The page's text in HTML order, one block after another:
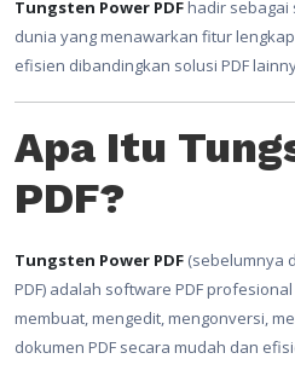
Tungsten Power PDFhadir sebagai
dunia yang menawarkan fitur
efisien dibandingkan solusi PDF
Apa Itu
PDF?
Tungsten Power PDF (sebelumnya
PDF) adalah software PDF
membuat, mengedit, mengonversi,
dokumen PDF secara mudah dan